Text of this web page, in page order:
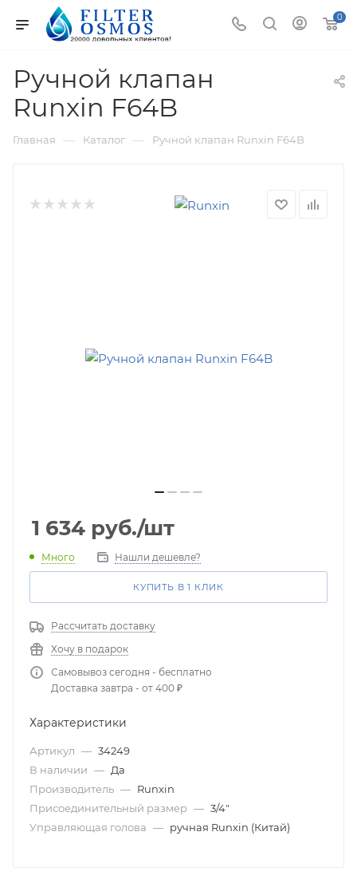
0
Ручной клапан
Runxin F64B
Главная — Каталог — Ручной клапан Runxin F64B
1 634 руб./шт
Много Нашли дешевле?
КУПИТЬ В 1 КЛИК
Рассчитать доставку
Хочу в подарок
Самовывоз сегодня - бесплатно
Доставка завтра - от 400 ₽
Характеристики
Артикул — 34249
В наличии — Да
Производитель — Runxin
Присоединительный размер — 3/4"
Управляющая голова — ручная Runxin (Китай)